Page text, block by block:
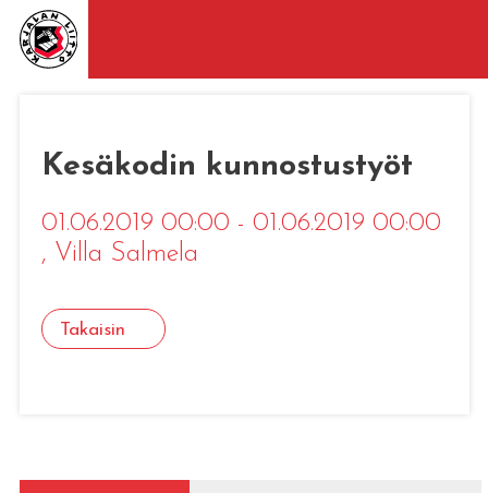
Kesäkodin kunnostustyöt
01.06.2019 00:00 - 01.06.2019 00:00
, Villa Salmela
Takaisin